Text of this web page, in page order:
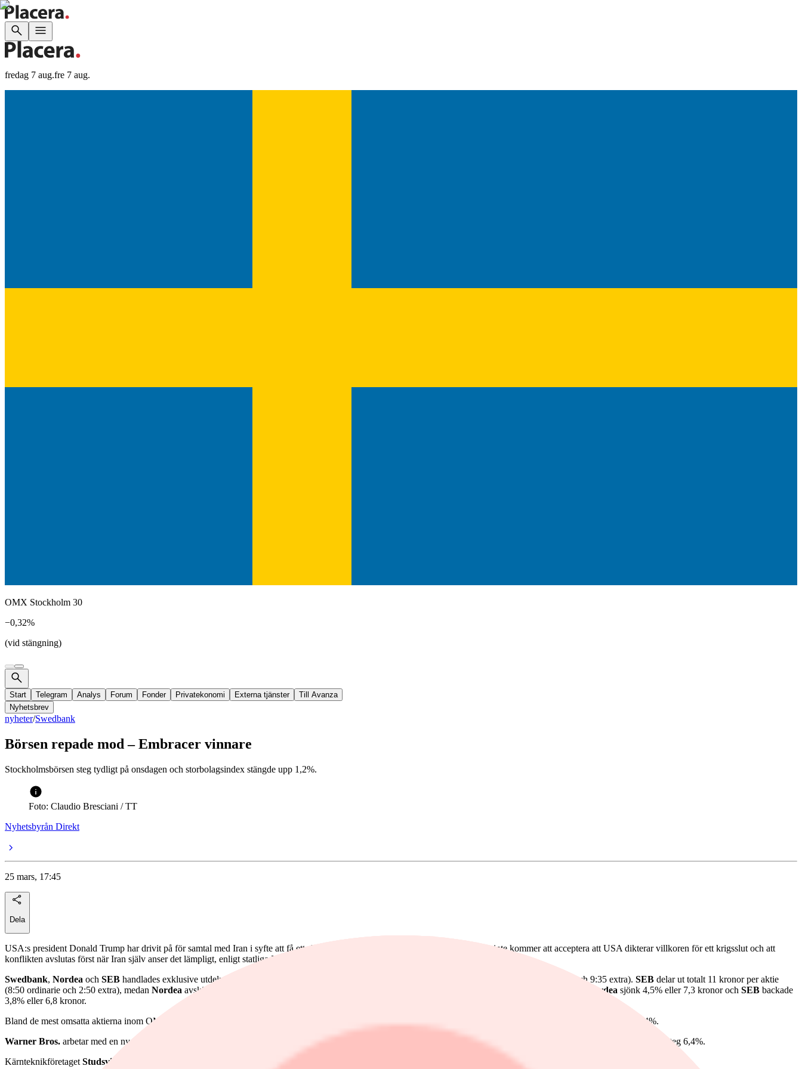
fredag 7 aug.fre 7 aug.
OMX Stockholm 30
−0,32%
(vid stängning)
Start Telegram Analys Forum Fonder Privatekonomi Externa tjänster
Till Avanza
Nyhetsbrev
nyheter/Swedbank
Börsen repade mod – Embracer vinnare
Stockholmsbörsen steg tydligt på onsdagen och storbolagsindex stängde upp 1,2%.
Foto: Claudio Bresciani / TT
Nyhetsbyrån Direkt
25 mars, 17:45
Dela
USA:s president Donald Trump har drivit på för samtal med Iran i syfte att få ett slut på striderna. Samtidigt uppgav Iran att landet inte kommer att acceptera att USA dikterar villkoren för ett krigsslut och att
konflikten avslutas först när Iran själv anser det lämpligt, enligt statliga Press TV, rapporterar Bloomberg News.
Swedbank, Nordea och SEB handlades exklusive utdelning under dagen. För rör det sig om totalt 29:80 kronor per aktie (20:45 ordinarie och 9:35 extra). SEB delar ut totalt 11 kronor per aktie
(8:50 ordinarie och 2:50 extra), medan Nordea avskiljer 0:96 euro per aktie, motsvarande cirka 10:38 kronor. Nordea sjönk 4,5% eller 7,3 kronor och SEB backade
3,8% eller 6,8 kronor.
Bland de mest omsatta aktierna inom OMXS30 steg riskkapitalbolaget
, som var ned 0,4%.
Warner Bros. arbetar med en ny Sagan om ringen-film, där äger rättigheterna. Enligt bolagets kommunikation på sociala medier planeras premiär 2027.
steg 6,4%.
KärnteknikföretagetStudsvik